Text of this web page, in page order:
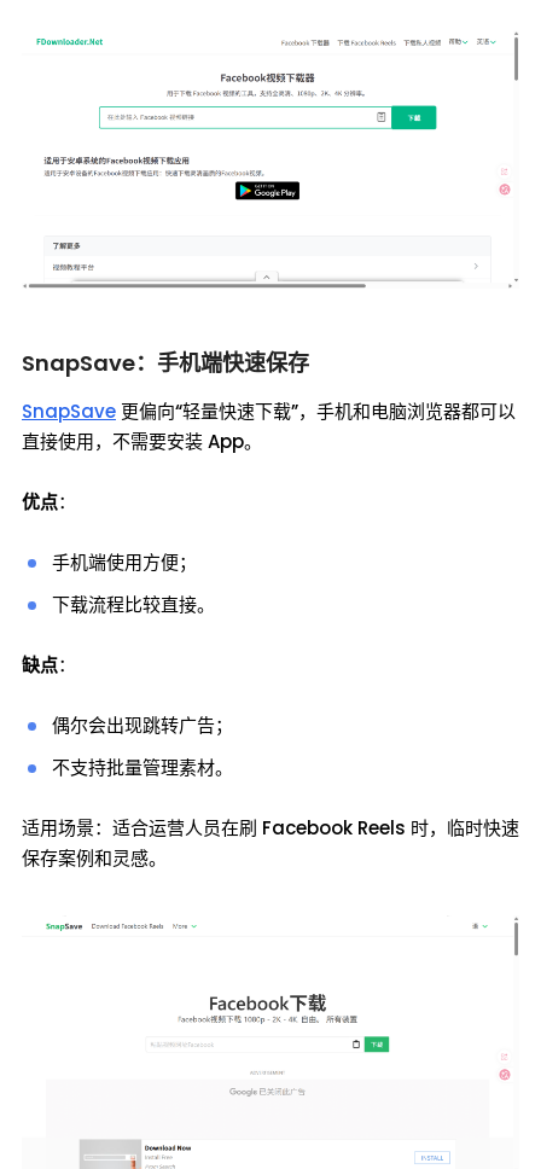
SnapSave：手机端快速保存
SnapSave 更偏向“轻量快速下载”，手机和电脑浏览器都可以
直接使用，不需要安装 App。
优点：
手机端使用方便；
下载流程比较直接。
缺点：
偶尔会出现跳转广告；
不支持批量管理素材。
适用场景：适合运营人员在刷 Facebook Reels 时，临时快速
保存案例和灵感。